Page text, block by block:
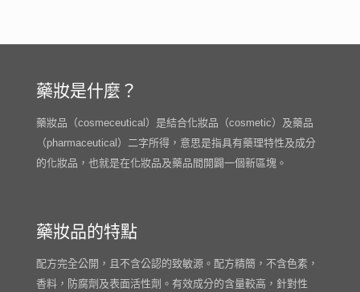
藥妝是什麼？
藥妝品（cosmeceutical）是結合化妝品（cosmetic）及藥品
（pharmaceutical）二字所得，意思是指具有藥理特性及成分
的化妝品，也就是在化妝品及藥品間開闢一個新區塊。
藥妝品的特點
配方完全公開，且不含公認的致敏源。配方精簡，不含色素，
香料，防腐劑及表面活性劑。有效成分的含量較高，針對性